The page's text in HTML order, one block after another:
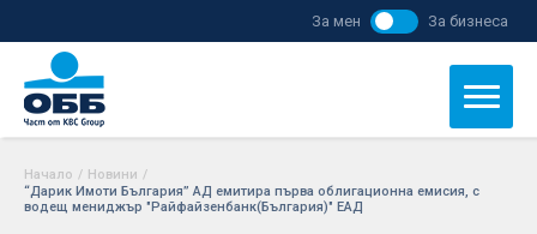
За мен За бизнеса
Начало / Новини /
“Дарик Имоти България” АД емитира първа облигационна емисия, с
водещ мениджър "Райфайзенбанк(България)" ЕАД